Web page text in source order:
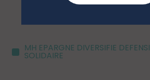
MH EPARGNE DIVERSIFIE
SOLIDAIRE